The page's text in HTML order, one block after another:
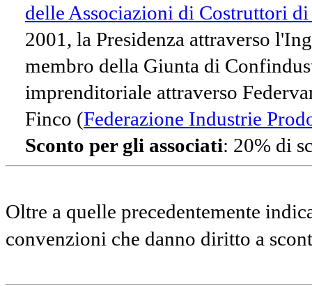
delle Associazioni di Costruttori
2001, la Presidenza attraverso
membro della Giunta di
imprenditoriale attraverso
Finco (Federazione Industrie
Sconto per gli associati: 20% di
Oltre a quelle precedentemente
convenzioni che danno diritto a